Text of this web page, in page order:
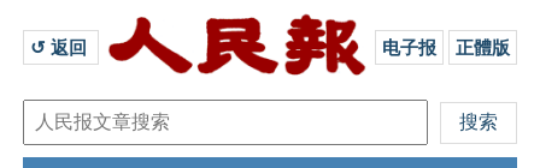
↺ 返回 电子报 正體版